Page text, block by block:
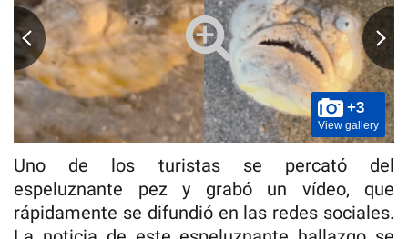
+3
View gallery
Uno de los turistas se percató del
espeluznante pez y grabó un vídeo, que
rápidamente se difundió en las redes sociales.